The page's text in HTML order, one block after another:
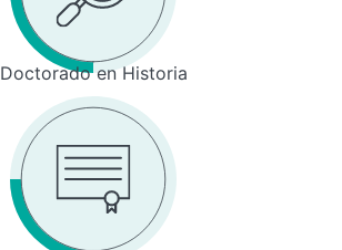
Doctorado en Historia